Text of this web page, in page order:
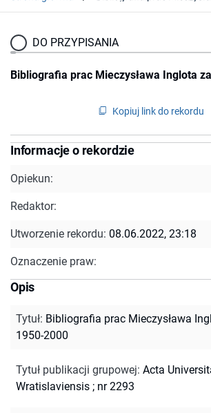
DO PRZYPISANIA
Bibliografia prac Mieczysława Inglota
Kopiuj link do rekordu
Informacje o rekordzie
Opiekun:
Redaktor:
Utworzenie rekordu: 08.06.2022, 23:18
Oznaczenie praw:
Opis
Tytuł: Bibliografia prac Mieczysława
1950-2000
Tytuł publikacji grupowej: Acta
Wratislaviensis ; nr 2293